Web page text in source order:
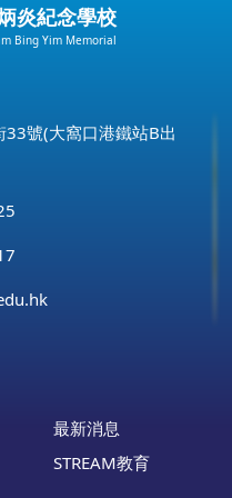
炎紀念學校
Bing Yim Memorial
號(大窩口港鐵站B出
最新消息
STREAM教育